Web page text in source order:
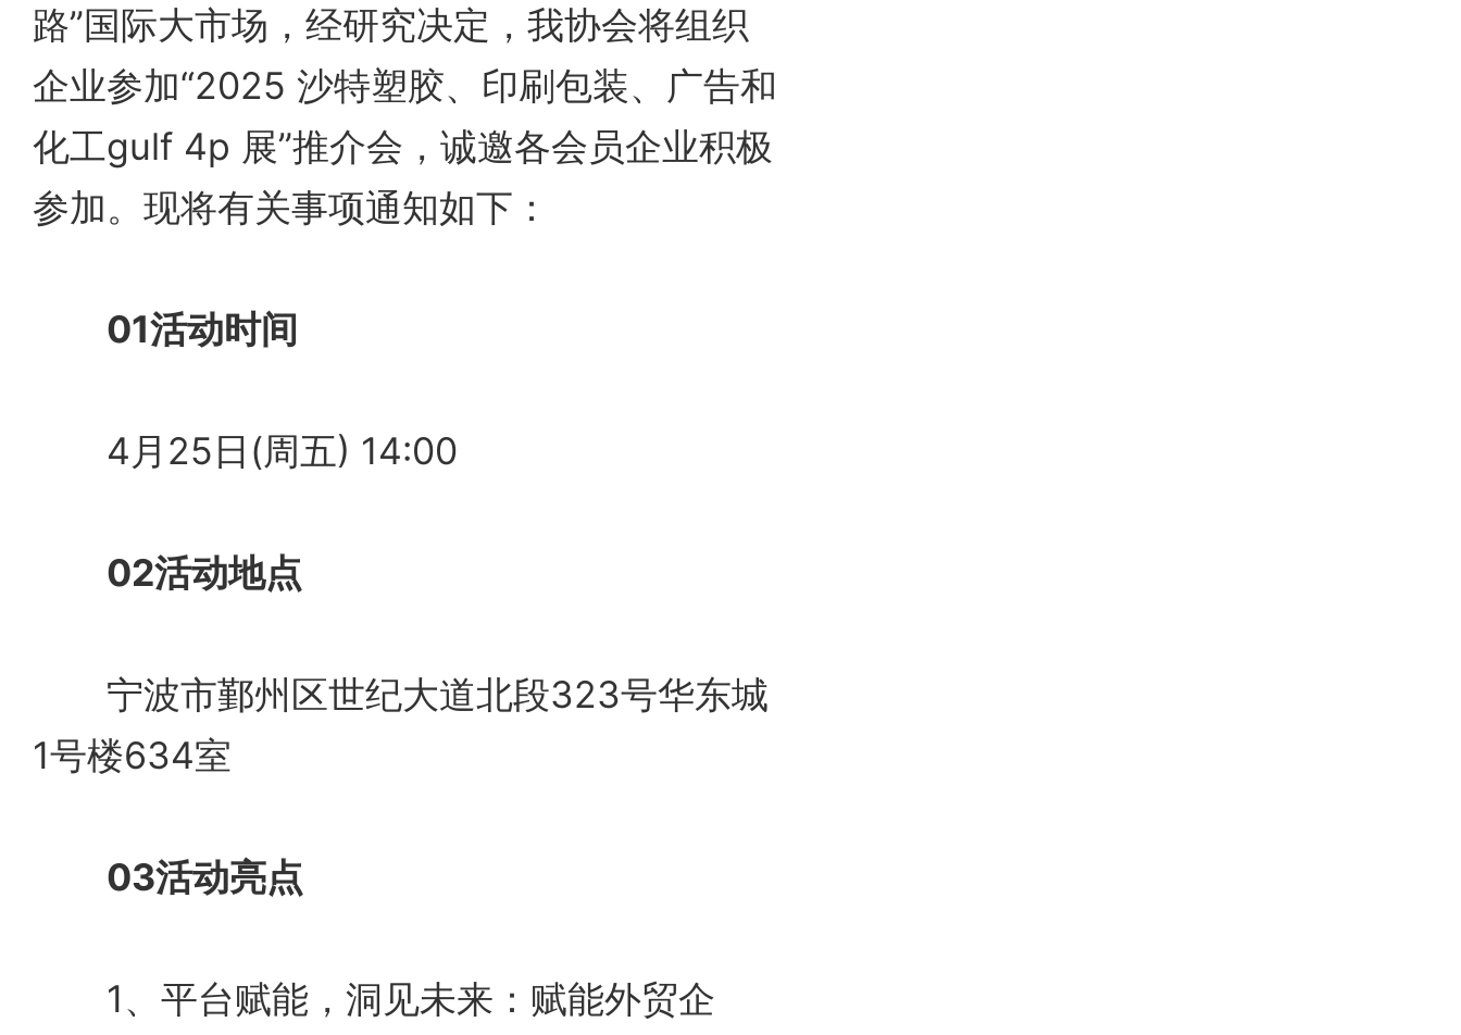
路”国际大市场，经研究决定，我协会将组织
企业参加“2025 沙特塑胶、印刷包装、广告和
化工gulf 4p 展”推介会，诚邀各会员企业积极
参加。现将有关事项通知如下：
01活动时间
4月25日(周五) 14:00
02活动地点
宁波市鄞州区世纪大道北段323号华东城
1号楼634室
03活动亮点
1、平台赋能，洞见未来：赋能外贸企